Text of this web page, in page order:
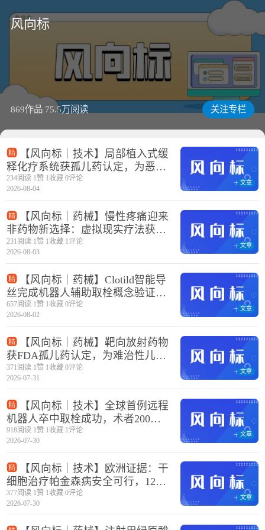
风向标
869作品 75.5万阅读 关注专栏
【风向标｜技术】局部植入式缓
释化疗系统获孤儿药认定，为恶性
胶质瘤打开治疗窗口
234阅读 1赞 1收藏 0评论
2026-08-04
文章
【风向标｜药械】慢性疼痛迎来
非药物新选择：虚拟现实疗法获
FDA 510(k)上市许可
231阅读 1赞 1收藏 1评论
2026-08-03
文章
【风向标｜药械】Clotild智能导
丝完成机器人辅助取栓概念验证，
FIH研究结果见刊JNIS
657阅读 1赞 1收藏 0评论
2026-08-02
文章
【风向标｜药械】靶向放射药物
获FDA孤儿药认定，为难治性儿童
脑瘤带来精准放疗新选择
371阅读 1赞 1收藏 0评论
2026-07-31
文章
【风向标｜技术】全球首例远程
机器人卒中取栓成功，术者200公
里外操控系统实现首过再通
918阅读 1赞 1收藏 1评论
2026-07-30
文章
【风向标｜技术】欧洲证据：干
细胞治疗帕金森病安全可行，12个
月PET证实多巴胺细胞存活
377阅读 1赞 1收藏 0评论
2026-07-30
文章